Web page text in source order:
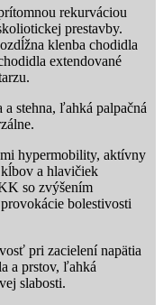
rekurváciou
prestavby.
klenba chodidla
extendované
stehna, ľahká palpačná
hypermobility, aktívny
a hlavičiek
so zvýšením
bolestivosti
pri zacielení napätia
a prstov, ľahká
slabosti.